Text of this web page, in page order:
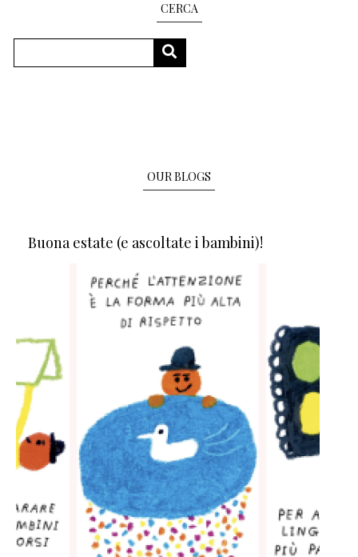
CERCA
SEARCH
OUR BLOGS
Buona estate (e ascoltate i bambini)!